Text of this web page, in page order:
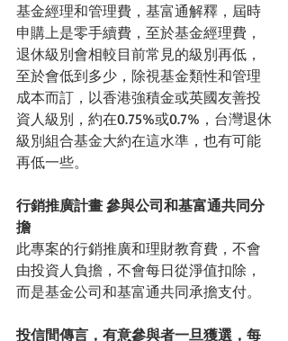
基金經理和管理費，基富通解釋，屆時
申購上是零手續費，至於基金經理費，
退休級別會相較目前常見的級別再低，
至於會低到多少，除視基金類性和管理
成本而訂，以香港強積金或英國友善投
資人級別，約在0.75%或0.7%，台灣退休
級別組合基金大約在這水準，也有可能
再低一些。
行銷推廣計畫 參與公司和基富通共同分
擔
此專案的行銷推廣和理財教育費，不會
由投資人負擔，不會每日從淨值扣除，
而是基金公司和基富通共同承擔支付。
投信間傳言，有意參與者一旦獲選，每